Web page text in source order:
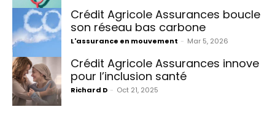
Crédit Agricole Assurances boucle
son réseau bas carbone
L'assurance en mouvement - Mar 5, 2026
Crédit Agricole Assurances innove
pour l’inclusion santé
Richard D - Oct 21, 2025